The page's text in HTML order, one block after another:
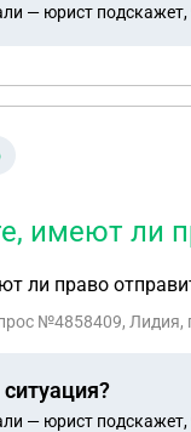
— юрист подскажет,
имеют ли
ли право
№4858409, Лидия,
— юрист подскажет,